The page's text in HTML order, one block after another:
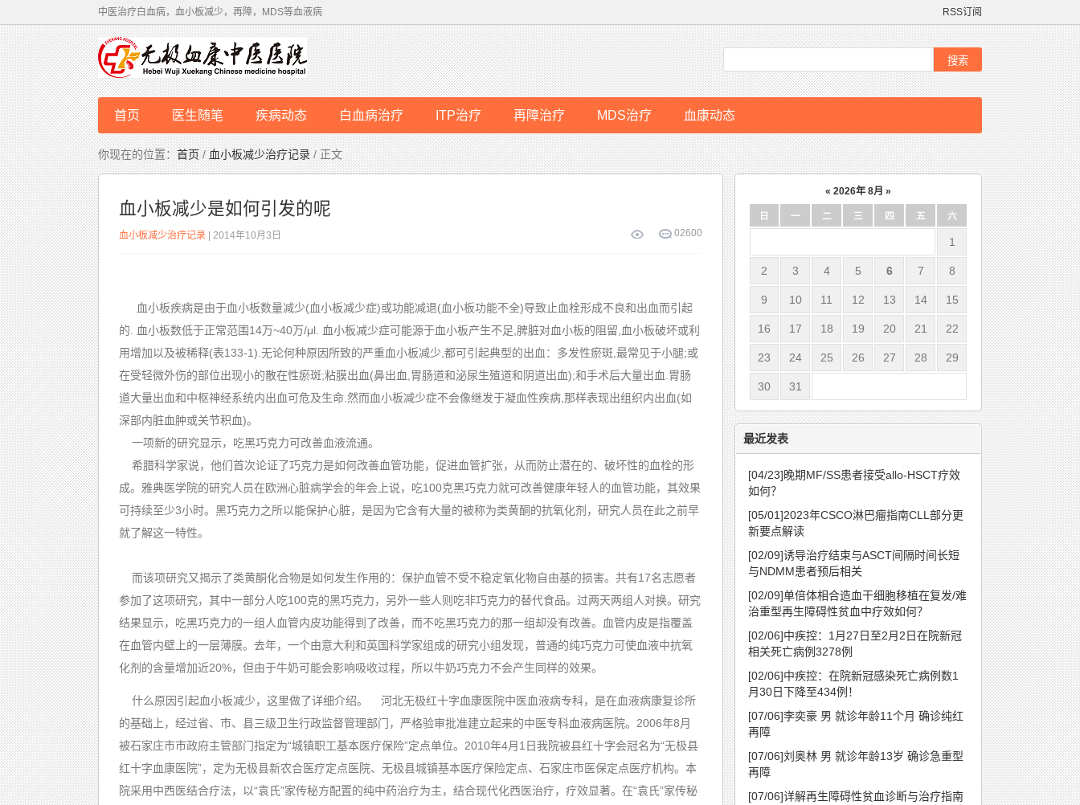
RSS订阅
中医治疗白血病，血小板减少，再障，MDS等血液病
首页 医生随笔 疾病动态 白血病治疗 ITP治疗 再障治疗 MDS治疗 血康动态
你现在的位置：首页/血小板减少治疗记录/ 正文
血小板减少是如何引发的呢
2600
0
血小板减少治疗记录 | 2014年10月3日
血小板疾病是由于血小板数量减少(血小板减少症)或功能减退(血小板功能不全)导致止血栓形成不良和出血而引起
的. 血小板数低于正常范围14万~40万/μl. 血小板减少症可能源于血小板产生不足,脾脏对血小板的阻留,血小板破坏或利
用增加以及被稀释(表133-1).无论何种原因所致的严重血小板减少,都可引起典型的出血：多发性瘀斑,最常见于小腿;或
在受轻微外伤的部位出现小的散在性瘀斑;粘膜出血(鼻出血,胃肠道和泌尿生殖道和阴道出血);和手术后大量出血.胃肠
道大量出血和中枢神经系统内出血可危及生命.然而血小板减少症不会像继发于凝血性疾病,那样表现出组织内出血(如
深部内脏血肿或关节积血)。
一项新的研究显示，吃黑巧克力可改善血液流通。
希腊科学家说，他们首次论证了巧克力是如何改善血管功能，促进血管扩张，从而防止潜在的、破坏性的血栓的形
成。雅典医学院的研究人员在欧洲心脏病学会的年会上说，吃100克黑巧克力就可改善健康年轻人的血管功能，其效果
可持续至少3小时。黑巧克力之所以能保护心脏，是因为它含有大量的被称为类黄酮的抗氧化剂，研究人员在此之前早
就了解这一特性。
而该项研究又揭示了类黄酮化合物是如何发生作用的：保护血管不受不稳定氧化物自由基的损害。共有17名志愿者
参加了这项研究，其中一部分人吃100克的黑巧克力，另外一些人则吃非巧克力的替代食品。过两天两组人对换。研究
结果显示，吃黑巧克力的一组人血管内皮功能得到了改善，而不吃黑巧克力的那一组却没有改善。血管内皮是指覆盖
在血管内壁上的一层薄膜。去年，一个由意大利和英国科学家组成的研究小组发现，普通的纯巧克力可使血液中抗氧
化剂的含量增加近20%，但由于牛奶可能会影响吸收过程，所以牛奶巧克力不会产生同样的效果。
什么原因引起血小板减少，这里做了详细介绍。 河北无极红十字血康医院中医血液病专科，是在血液病康复诊所
的基础上，经过省、市、县三级卫生行政监督管理部门，严格验审批准建立起来的中医专科血液病医院。2006年8月
被石家庄市市政府主管部门指定为“城镇职工基本医疗保险”定点单位。2010年4月1日我院被县红十字会冠名为“无极县
红十字血康医院”，定为无极县新农合医疗定点医院、无极县城镇基本医疗保险定点、石家庄市医保定点医疗机构。本
院采用中西医结合疗法，以“袁氏”家传秘方配置的纯中药治疗为主，结合现代化西医治疗，疗效显著。在“袁氏”家传秘
« 2026年 8月 »
日 一 二 三 四 五 六
1
2 3 4 5 6 7 8
9 10 11 12 13 14 15
16 17 18 19 20 21 22
23 24 25 26 27 28 29
30 31
最近发表
[04/23]晚期MF/SS患者接受allo-HSCT疗效
如何？
[05/01]2023年CSCO淋巴瘤指南CLL部分更
新要点解读
[02/09]诱导治疗结束与ASCT间隔时间长短
与NDMM患者预后相关
[02/09]单倍体相合造血干细胞移植在复发/难
治重型再生障碍性贫血中疗效如何？
[02/06]中疾控：1月27日至2月2日在院新冠
相关死亡病例3278例
[02/06]中疾控：在院新冠感染死亡病例数1
月30日下降至434例！
[07/06]李奕豪 男 就诊年龄11个月 确诊纯红
再障
[07/06]刘奥林 男 就诊年龄13岁 确诊急重型
再障
[07/06]详解再生障碍性贫血诊断与治疗指南